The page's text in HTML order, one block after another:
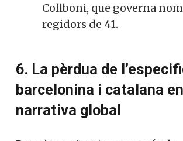
Collboni, que governa
regidors de 41.
6. La pèrdua de
barcelonina i catalana
narrativa global